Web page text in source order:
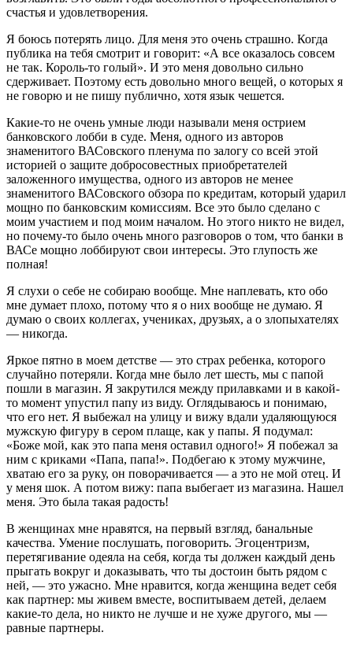
счастья и удовлетворения.
Я боюсь потерять лицо. Для меня это очень страшно. Когда
публика на тебя смотрит и говорит: «А все оказалось совсем
не так. Король-то голый». И это меня довольно сильно
сдерживает. Поэтому есть довольно много вещей, о которых я
не говорю и не пишу публично, хотя язык чешется.
Какие-то не очень умные люди называли меня острием
банковского лобби в суде. Меня, одного из авторов
знаменитого ВАСовского пленума по залогу со всей этой
историей о защите добросовестных приобретателей
заложенного имущества, одного из авторов не менее
знаменитого ВАСовского обзора по кредитам, который ударил
мощно по банковским комиссиям. Все это было сделано с
моим участием и под моим началом. Но этого никто не видел,
но почему-то было очень много разговоров о том, что банки в
ВАСе мощно лоббируют свои интересы. Это глупость же
полная!
Я слухи о себе не собираю вообще. Мне наплевать, кто обо
мне думает плохо, потому что я о них вообще не думаю. Я
думаю о своих коллегах, учениках, друзьях, а о злопыхателях
— никогда.
Яркое пятно в моем детстве — это страх ребенка, которого
случайно потеряли. Когда мне было лет шесть, мы с папой
пошли в магазин. Я закрутился между прилавками и в какой-
то момент упустил папу из виду. Оглядываюсь и понимаю,
что его нет. Я выбежал на улицу и вижу вдали удаляющуюся
мужскую фигуру в сером плаще, как у папы. Я подумал:
«Боже мой, как это папа меня оставил одного!» Я побежал за
ним с криками «Папа, папа!». Подбегаю к этому мужчине,
хватаю его за руку, он поворачивается — а это не мой отец. И
у меня шок. А потом вижу: папа выбегает из магазина. Нашел
меня. Это была такая радость!
В женщинах мне нравятся, на первый взгляд, банальные
качества. Умение послушать, поговорить. Эгоцентризм,
перетягивание одеяла на себя, когда ты должен каждый день
прыгать вокруг и доказывать, что ты достоин быть рядом с
ней, — это ужасно. Мне нравится, когда женщина ведет себя
как партнер: мы живем вместе, воспитываем детей, делаем
какие-то дела, но никто не лучше и не хуже другого, мы —
равные партнеры.